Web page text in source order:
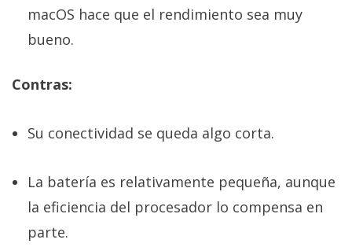
macOS hace que el rendimiento sea muy
bueno.
Contras:
Su conectividad se queda algo corta.
La batería es relativamente pequeña, aunque
la eficiencia del procesador lo compensa en
parte.